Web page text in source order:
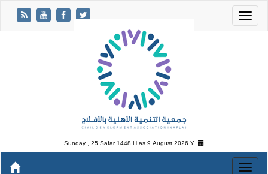
Sunday , 25 Safar 1448 H as9 August 2026 Y